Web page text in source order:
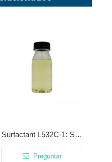
Surfactant L532C-1: Surfactante de alta estabilidad y baja espuma para fosfatación y limpieza ácida
Preguntar